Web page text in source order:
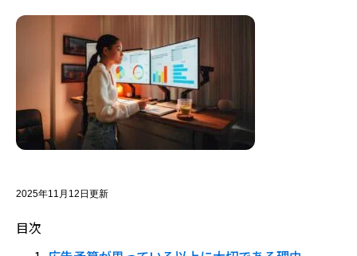
2025年11月12日更新
目次